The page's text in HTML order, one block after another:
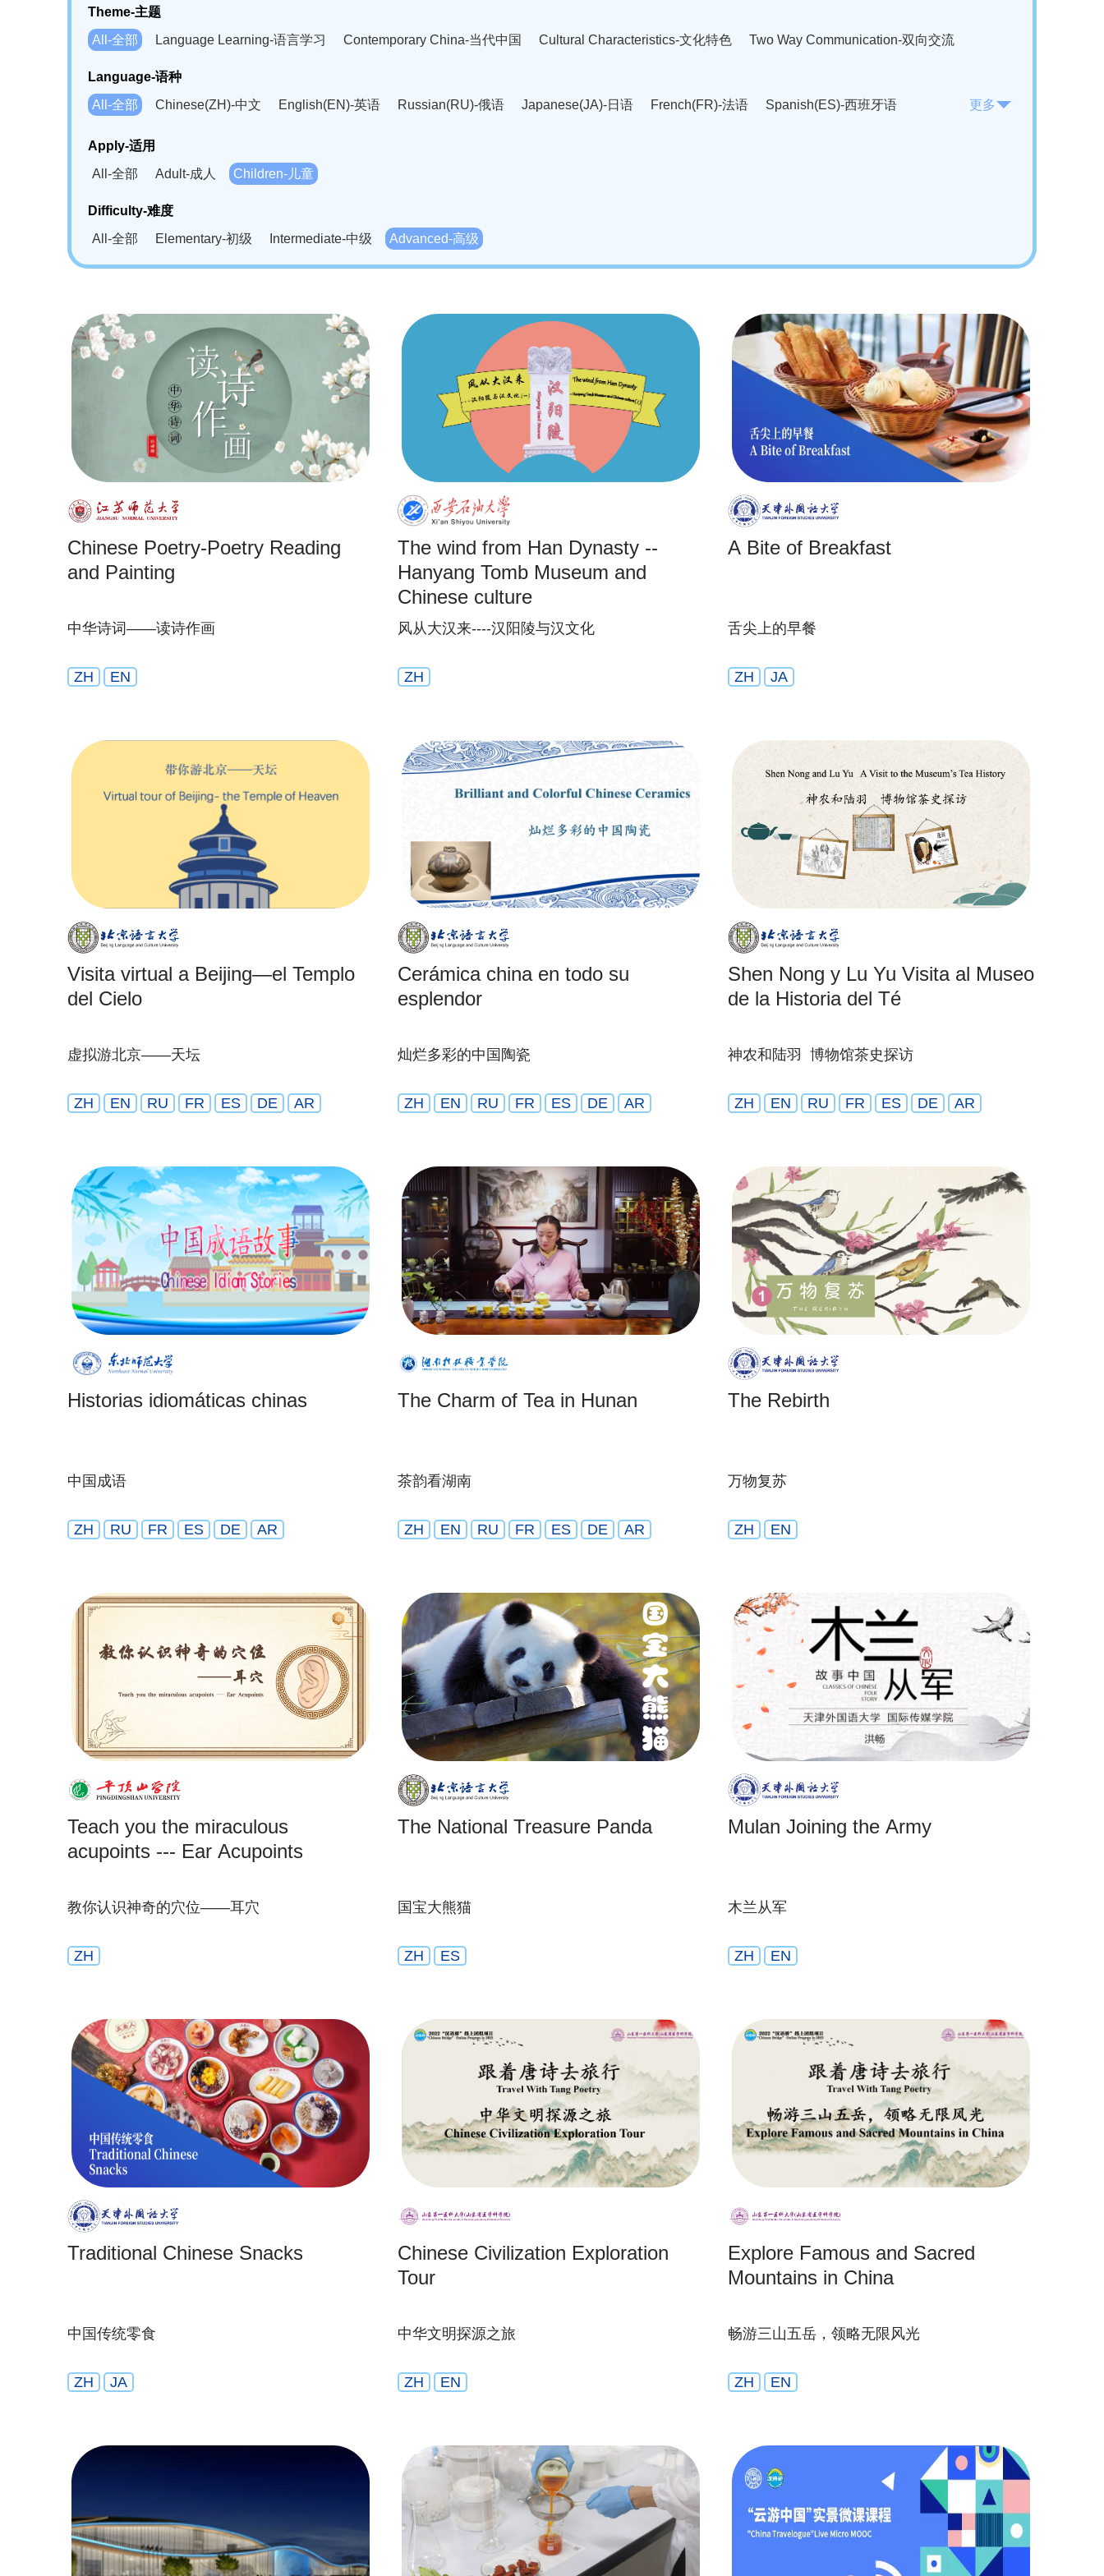
Theme-主题
All-全部
Language Learning-语言学习 Contemporary China-当代中国 Cultural Characteristics-文化特色 Two Way Communication-双向交流
Language-语种
All-全部
Chinese(ZH)-中文 English(EN)-英语 Russian(RU)-俄语 Japanese(JA)-日语 French(FR)-法语
Spanish(ES)-西班牙语
Bahasa Melayu(MS)-马来语
Swahili(SW)-斯瓦西里语
Kampuchea(KH)-柬埔寨语
更多
Apply-适用
All-全部
Adult-成人 Children-儿童
Difficulty-难度
All-全部
Elementary-初级 Intermediate-中级 Advanced-高级
Chinese Poetry-Poetry Reading
and Painting
中华诗词——读诗作画
ZH EN
The wind from Han Dynasty --
Hanyang Tomb Museum and
Chinese culture
风从大汉来----汉阳陵与汉文化
ZH
A Bite of Breakfast
舌尖上的早餐
ZH JA
Visita virtual a Beijing—el Templo
del Cielo
虚拟游北京——天坛
ZH EN RU FR ES DE AR
Cerámica china en todo su
esplendor
灿烂多彩的中国陶瓷
ZH EN RU FR ES DE AR
Shen Nong y Lu Yu Visita al Museo
de la Historia del Té
神农和陆羽 博物馆茶史探访
ZH EN RU FR ES DE AR
Historias idiomáticas chinas
中国成语
ZH RU FR ES DE AR
The Charm of Tea in Hunan
茶韵看湖南
ZH EN RU FR ES DE AR
The Rebirth
万物复苏
ZH EN
Teach you the miraculous
acupoints --- Ear Acupoints
教你认识神奇的穴位——耳穴
ZH
The National Treasure Panda
国宝大熊猫
ZH ES
Mulan Joining the Army
木兰从军
ZH EN
Traditional Chinese Snacks
中国传统零食
ZH JA
Chinese Civilization Exploration
Tour
中华文明探源之旅
ZH EN
Explore Famous and Sacred
Mountains in China
畅游三山五岳，领略无限风光
ZH EN